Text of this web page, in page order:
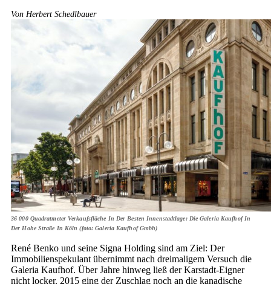
Von Herbert Schedlbauer
36 000 Quadratmeter Verkaufsfläche In Der Besten Innenstadtlage: Die Galeria Kaufhof In
Der Hohe Straße In Köln (foto: Galeria Kaufhof Gmbh)
René Benko und seine Signa Holding sind am Ziel: Der
Immobilienspekulant übernimmt nach dreimaligem Versuch die
Galeria Kaufhof. Über Jahre hinweg ließ der Karstadt-Eigner
nicht locker. 2015 ging der Zuschlag noch an die kanadische